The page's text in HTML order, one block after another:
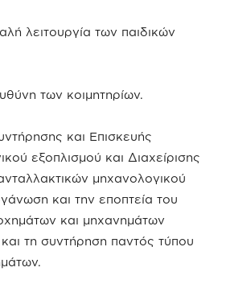
λειτουργία των παιδικών
των κοιμητηρίων.
και Επισκευής
εξοπλισμού και Διαχείρισης
μηχανολογικού
και την εποπτεία του
και μηχανημάτων
τη συντήρηση παντός τύπου